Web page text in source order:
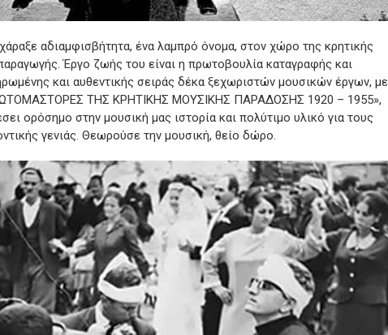
αδιαμφισβήτητα, ένα λαμπρό όνομα, στον χώρο της κρητικής
Έργο ζωής του είναι η πρωτοβουλία καταγραφής και
και αυθεντικής σειράς δέκα ξεχωριστών μουσικών έργων, με
ΤΗΣ ΚΡΗΤΙΚΗΣ ΜΟΥΣΙΚΗΣ ΠΑΡΑΔΟΣΗΣ 1920 – 1955»,
ορόσημο στην μουσική μας ιστορία και πολύτιμο υλικό για τους
γενιάς. Θεωρούσε την μουσική, θείο δώρο.